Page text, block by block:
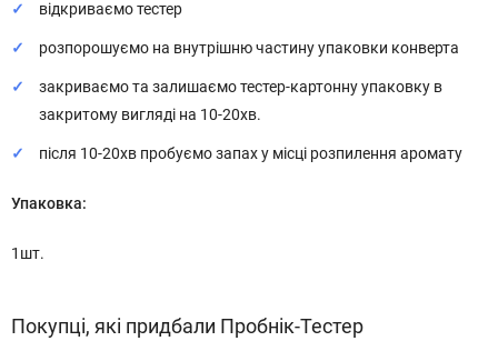
відкриваємо тестер
розпорошуємо на внутрішню частину упаковки конверта
закриваємо та залишаємо тестер-картонну упаковку в
закритому вигляді на 10-20хв.
після 10-20хв пробуємо запах у місці розпилення аромату
Упаковка:
1шт.
Покупці, які придбали Пробнік-Тестер